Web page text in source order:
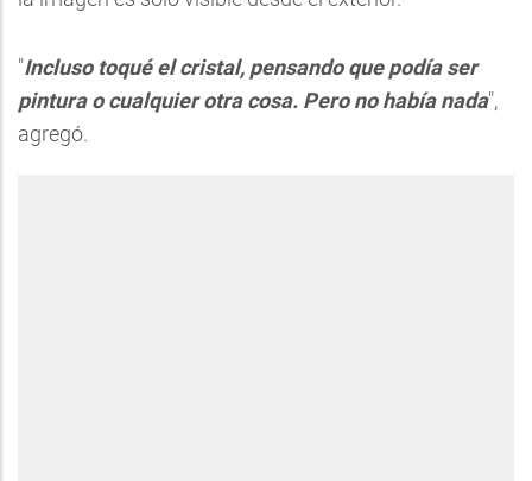
"Incluso toqué el cristal, pensando que podía ser
pintura o cualquier otra cosa. Pero no había nada",
agregó.